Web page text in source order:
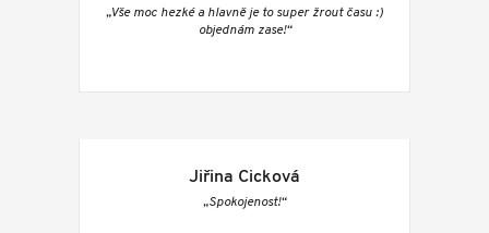
„Vše moc hezké a hlavně je to super žrout času :)
objednám zase!“
Jiřina Cicková
„Spokojenost!“